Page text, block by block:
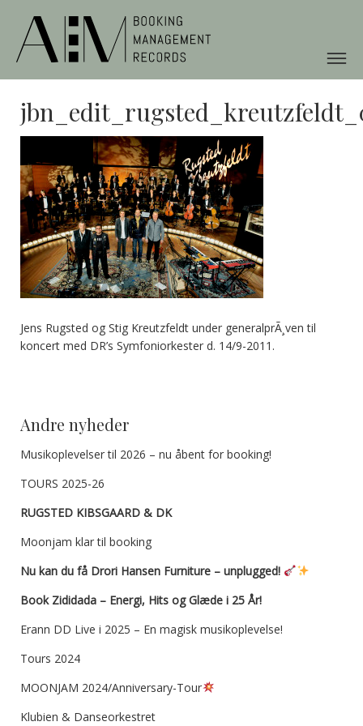
Jens Rugsted og Stig Kreutzfeldt under generalprÃ¸ven til
koncert med DR’s Symfoniorkester d. 14/9-2011.
Andre nyheder
Musikoplevelser til 2026 – nu åbent for booking!
TOURS 2025-26
RUGSTED KIBSGAARD & DK
Moonjam klar til booking
Nu kan du få Drori Hansen Furniture – unplugged!
Book Zididada – Energi, Hits og Glæde i 25 År!
Erann DD Live i 2025 – En magisk musikoplevelse!
Tours 2024
MOONJAM 2024/Anniversary-Tour
Klubien & Danseorkestret